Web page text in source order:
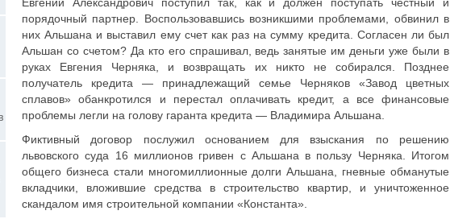
порядочный партнер. Воспользовавшись возникшими проблемами, обвинил в
них Альшана и выставил ему счет как раз на сумму кредита. Согласен ли был
Альшан со счетом? Да кто его спрашивал, ведь занятые им деньги уже были в
руках Евгения Черняка, и возвращать их никто не собирался. Позднее
получатель кредита — принадлежащий семье Черняков «Завод цветных
сплавов» обанкротился и перестал оплачивать кредит, а все финансовые
проблемы легли на голову гаранта кредита — Владимира Альшана.
Фиктивный договор послужил основанием для взыскания по решению
львовского суда 16 миллионов гривен с Альшана в пользу Черняка. Итогом
общего бизнеса стали многомиллионные долги Альшана, гневные обманутые
вкладчики, вложившие средства в строительство квартир, и уничтоженное
скандалом имя строительной компании «Константа».